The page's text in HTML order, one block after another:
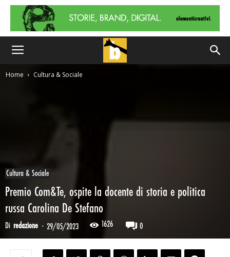
Home Cultura & Sociale
Cultura & Sociale
Premio Com&Te, ospite la docente di storia e politica
russa Carolina De Stefano
Di redazione - 29/05/2023 1626 0